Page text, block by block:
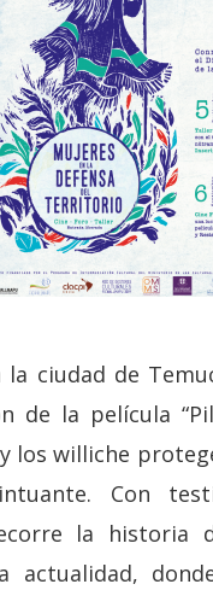
ciudad de
de la película
los williche
Con
la historia
actualidad,